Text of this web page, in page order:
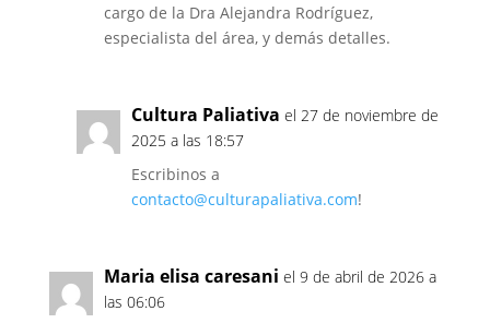
cargo de la Dra Alejandra Rodríguez,
especialista del área, y demás detalles.
Cultura Paliativa el 27 de noviembre de
2025 a las 18:57
Escribinos a
contacto@culturapaliativa.com!
Maria elisa caresani el 9 de abril de 2026 a
las 06:06